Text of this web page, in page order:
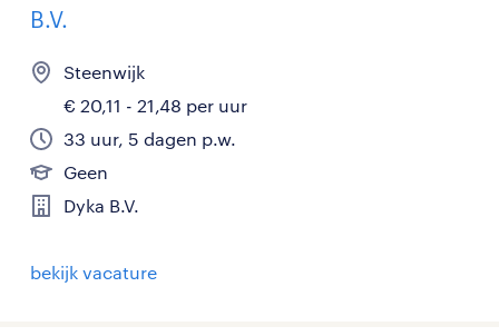
B.V.
Steenwijk
€ 20,11 - 21,48 per uur
33 uur, 5 dagen p.w.
Geen
Dyka B.V.
bekijk vacature